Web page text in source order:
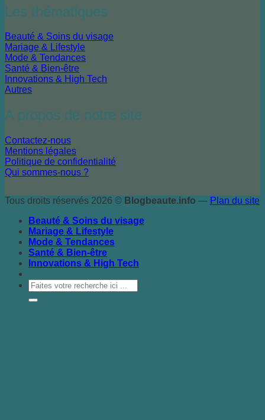
Les thématiques
Beauté & Soins du visage
Mariage & Lifestyle
Mode & Tendances
Santé & Bien-être
Innovations & High Tech
Autres
A propos de notre site
Contactez-nous
Mentions légales
Politique de confidentialité
Qui sommes-nous ?
Tous droits réservés 2026 © Blogbeaute.info — Plan du site
Beauté & Soins du visage
Mariage & Lifestyle
Mode & Tendances
Santé & Bien-être
Innovations & High Tech